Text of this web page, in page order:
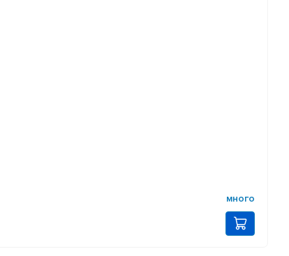
много